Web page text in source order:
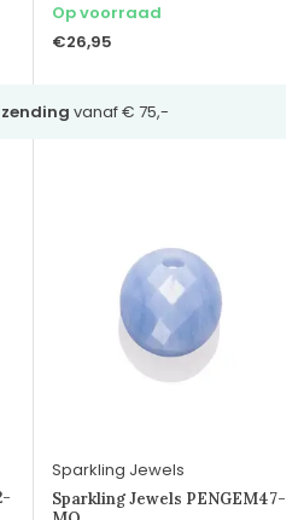
Op voorraad
€26,95
€ 75,-
Sparkling Jewels
Sparkling Jewels PENGEM47-